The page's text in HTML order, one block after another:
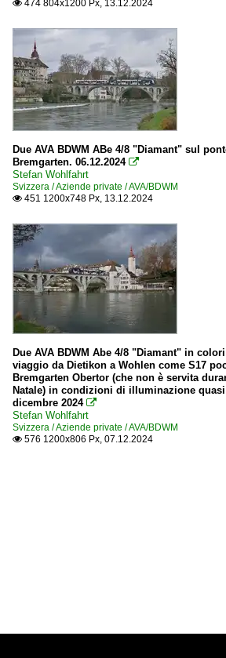
 474 804x1200 Px, 13.12.2024
Due AVA BDWM ABe 4/8 "Diamant" sul
Bremgarten. 06.12.2024 
Stefan Wohlfahrt
Svizzera / Aziende private / AVA/BDWM
 451 1200x748 Px, 13.12.2024
Due AVA BDWM Abe 4/8 "Diamant" in
viaggio da Dietikon a Wohlen come S17
Bremgarten Obertor (che non è servita
Natale) in condizioni di illuminazione
dicembre 2024 
Stefan Wohlfahrt
Svizzera / Aziende private / AVA/BDWM
 576 1200x806 Px, 07.12.2024